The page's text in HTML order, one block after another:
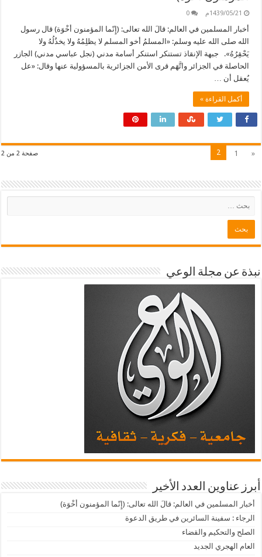
1439/05/21م 0
أخبار المسلمين في العالم: قالَ الله تعالى: (إِنّما المؤمنون أخْوَة) قال رسول
الله صلى الله عليه وسلم: «المسلمُ أخو المسلم لا يظلِمُهُ ولا يخذُلُهُ ولا
يَحْقِرُهُ». جبهة الإنقاذ تستنكر استنكر أسامة مدني (نجل عباسي مدني) الجازر
الحاصلة في الجزائر واتَّهَم قرى الأمن الجزائرية بالمسؤولية عنها وقال: «عل
يُعقل أن …
أكمل القراءة »
صفحة 2 من 2 «
1
2
نبذة عن مجلة الوعي
أبرز عناوين العدد الأخير
أخبار المسلمين في العالم: قالَ الله تعالى: (إِنّما المؤمنون أخْوَة)
الرجاء : سفينة السائرين في طريق الدعوة
الصلح والتحكيم والقضاء
العام الهجري الجديد